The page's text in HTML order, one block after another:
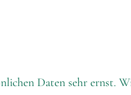
Daten sehr ernst.